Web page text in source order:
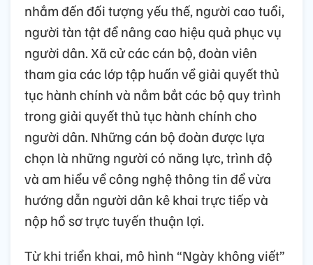
nhắm đến đối tượng yếu thế, người cao tuổi,
người tàn tật để nâng cao hiệu quả phục vụ
người dân. Xã cử các cán bộ, đoàn viên
tham gia các lớp tập huấn về giải quyết thủ
tục hành chính và nắm bắt các bộ quy trình
trong giải quyết thủ tục hành chính cho
người dân. Những cán bộ đoàn được lựa
chọn là những người có năng lực, trình độ
và am hiểu về công nghệ thông tin để vừa
hướng dẫn người dân kê khai trực tiếp và
nộp hồ sơ trực tuyến thuận lợi.
Từ khi triển khai, mô hình “Ngày không viết”